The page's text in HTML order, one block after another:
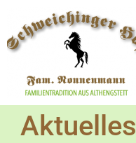
Aktuelles